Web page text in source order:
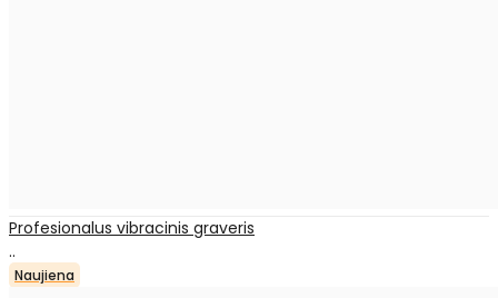
Profesionalus vibracinis graveris
..
Naujiena